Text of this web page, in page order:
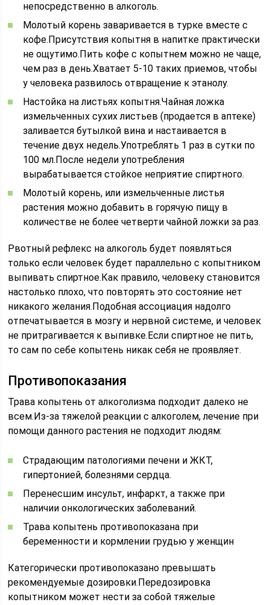
непосредственно в алкоголь.
Молотый корень заваривается в турке вместе с
кофе.Присутствия копытня в напитке практически
не ощутимо.Пить кофе с копытнем можно не чаще,
чем раз в день.Хватает 5-10 таких приемов, чтобы
у человека развилось отвращение к этанолу.
Настойка на листьях копытня.Чайная ложка
измельченных сухих листьев (продается в аптеке)
заливается бутылкой вина и настаивается в
течение двух недель.Употреблять 1 раз в сутки по
100 мл.После недели употребления
вырабатывается стойкое неприятие спиртного.
Молотый корень, или измельченные листья
растения можно добавить в горячую пищу в
количестве не более четверти чайной ложки за раз.
Рвотный рефлекс на алкоголь будет появляться
только если человек будет параллельно с копытником
выпивать спиртное.Как правило, человеку становится
настолько плохо, что повторять это состояние нет
никакого желания.Подобная ассоциация надолго
отпечатывается в мозгу и нервной системе, и человек
не притрагивается к выпивке.Если спиртное не пить,
то сам по себе копытень никак себя не проявляет.
Противопоказания
Трава копытень от алкоголизма подходит далеко не
всем.Из-за тяжелой реакции с алкоголем, лечение при
помощи данного растения не подходит людям:
Страдающим патологиями печени и ЖКТ,
гипертонией, болезнями сердца.
Перенесшим инсульт, инфаркт, а также при
наличии онкологических заболеваний.
Трава копытень противопоказана при
беременности и кормлении грудью у женщин
Категорически противопоказано превышать
рекомендуемые дозировки.Передозировка
копытником может нести за собой тяжелые